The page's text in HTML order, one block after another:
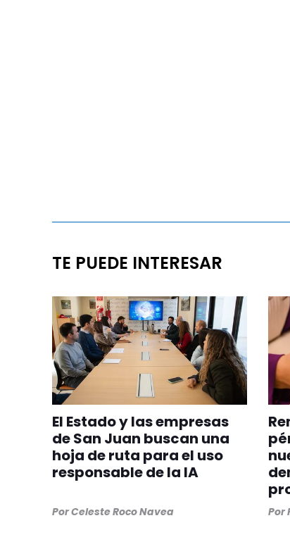
TE PUEDE INTERESAR
El Estado y las empresas
de San Juan buscan una
hoja de ruta para el uso
responsable de la IA
PorCeleste Roco Navea Por